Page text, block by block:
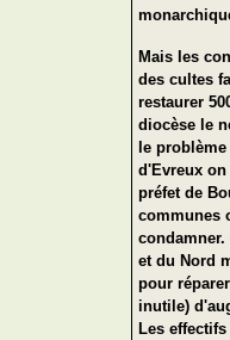
Mais les
des cultes
restaurer
diocèse le
le
d'Evreux on
préfet de
communes
et du Nord
pour
inutile)
Les